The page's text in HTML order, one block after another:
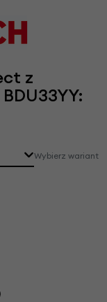
z
Wybierz wariant